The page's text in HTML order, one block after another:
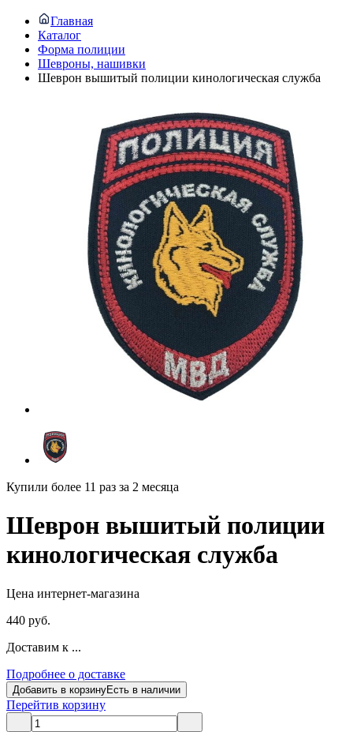
Главная
Каталог
Форма полиции
Шевроны, нашивки
Шеврон вышитый полиции кинологическая служба
Купили более 11 раз за 2 месяца
Шеврон вышитый полиции
кинологическая служба
Цена интернет-магазина
440 руб.
Доставим к ...
Подробнее о доставке
Добавить в корзинуЕсть в наличии
Перейтив корзину